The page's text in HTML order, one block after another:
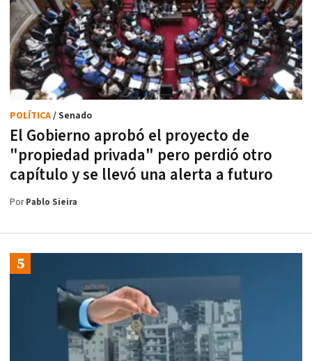
El Gobierno aprobó el proyecto de
"propiedad privada" pero perdió otro
capítulo y se llevó una alerta a futuro
POLÍTICA/ Senado
PorPablo Sieira